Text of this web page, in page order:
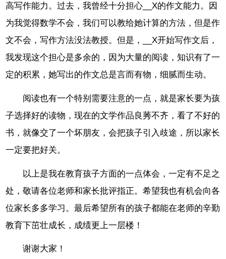
高写作能力。过去，我曾经十分担心__X的作文能力。因
为我觉得数学不会，我们可以教给她计算的方法，但是作
文不会，写作方法没法教授。但是，__X开始写作文后，
我发现这个担心是多余的，因为大量的阅读，知识有了一
定的积累，她写出的作文总是言而有物，细腻而生动。
阅读也有一个特别需要注意的一点，就是家长要为孩
子选择好的读物，现在的文学作品良莠不齐，看了不好的
书，就像交了一个坏朋友，会把孩子引入歧途，所以家长
一定要把好关。
以上是我在教育孩子方面的一点体会，一定有不足之
处，敬请各位老师和家长批评指正。希望我也有机会向各
位家长多多学习。最后希望所有的孩子都能在老师的辛勤
教育下茁壮成长，成绩更上一层楼！
谢谢大家！